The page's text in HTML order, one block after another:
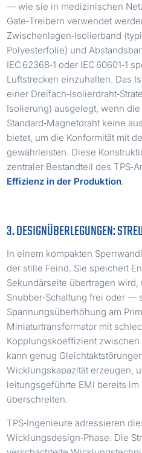
— wie sie in medizinischen
Gate‑Treibern verwendet
Zwischenlagen‑Isolierband
Polyesterfolie) und
IEC 62368‑1 oder IEC 60601‑1
Luftstrecken einzuhalten. Das
einer
Isolierung) ausgelegt, wenn
Standard‑Magnetdraht keine
bietet, um die Konformität mit
gewährleisten. Diese
zentraler Bestandteil des
Effizienz in der Produktion.
3. DESIGNÜBERLEGUNGEN:
In einem kompakten
der stille Feind. Sie speichert
Sekundärseite übertragen
Snubber‑Schaltung frei oder
Spannungsüberhöhung am
Miniaturtransformator mit
Kopplungskoeffizient zwischen
kann genug
Wicklungskapazität erzeugen,
leitungsgeführte EMI bereits im
überschreiten.
TPS‑Ingenieure adressieren
Wicklungsdesign‑Phase. Die